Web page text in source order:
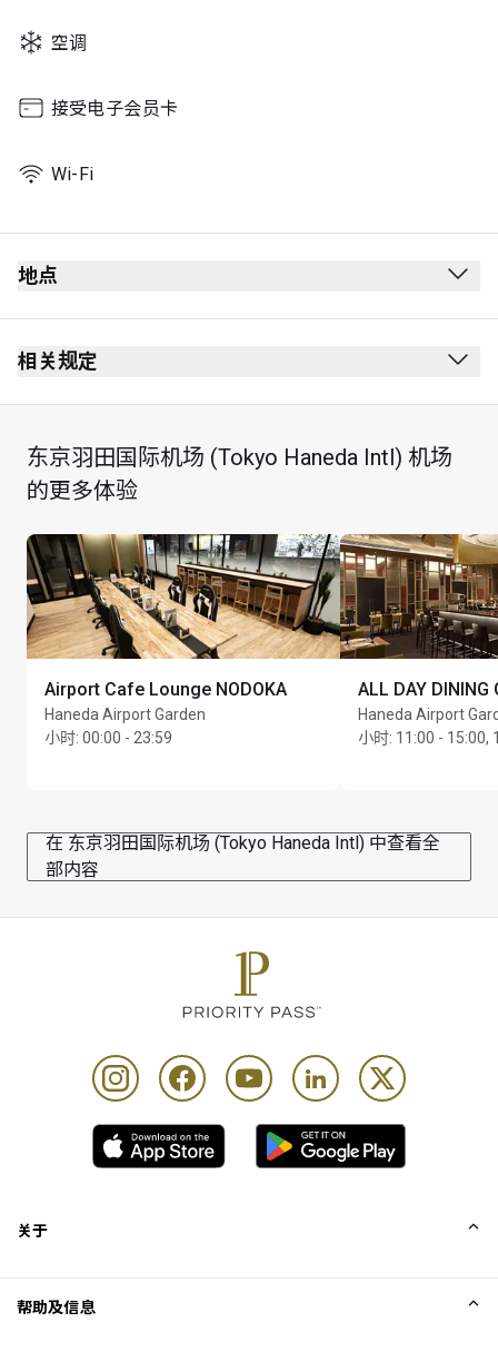
空调
接受电子会员卡
Wi-Fi
地点
出发
安全检查站前方
特卖店位于与第 3 航站楼直接相连的羽田机场花园楼内
相关规定
禁止吸烟（包括电子烟）
无着装要求
所有儿童必须由成人陪同
务最终账单中减免 JPY3,400（含当地税费）的优惠。每
享用一次护理服务代表持卡人使用现有到访贵宾室礼遇
1 次，在适用的情况下，须据此向持卡人收费。每位持
卡人每次到访贵宾室时，只可使用及登记 1 张会员卡。
要享受此优惠，持卡人必须在航班起飞前 3 小时内出示
No guests allowed
持卡人不得在 6 小时内再次进入水疗中心
Please note that the spa may exceed their capacity at
certain times of the day & access to the spa is at their
Pass 及其附属公司概不承担任何责任。建议支付个人到
东京羽田国际机场 (Tokyo Haneda Intl) 机场
的更多体验
Airport Cafe Lounge NODOKA
Haneda Airport Garden
小时: 00:00 - 23:59
ALL DAY DINING
Haneda Airport
小时: 11:00 - 15:00,
在 东京羽田国际机场 (Tokyo Haneda Intl) 中查看全
部内容
关于
帮助及信息